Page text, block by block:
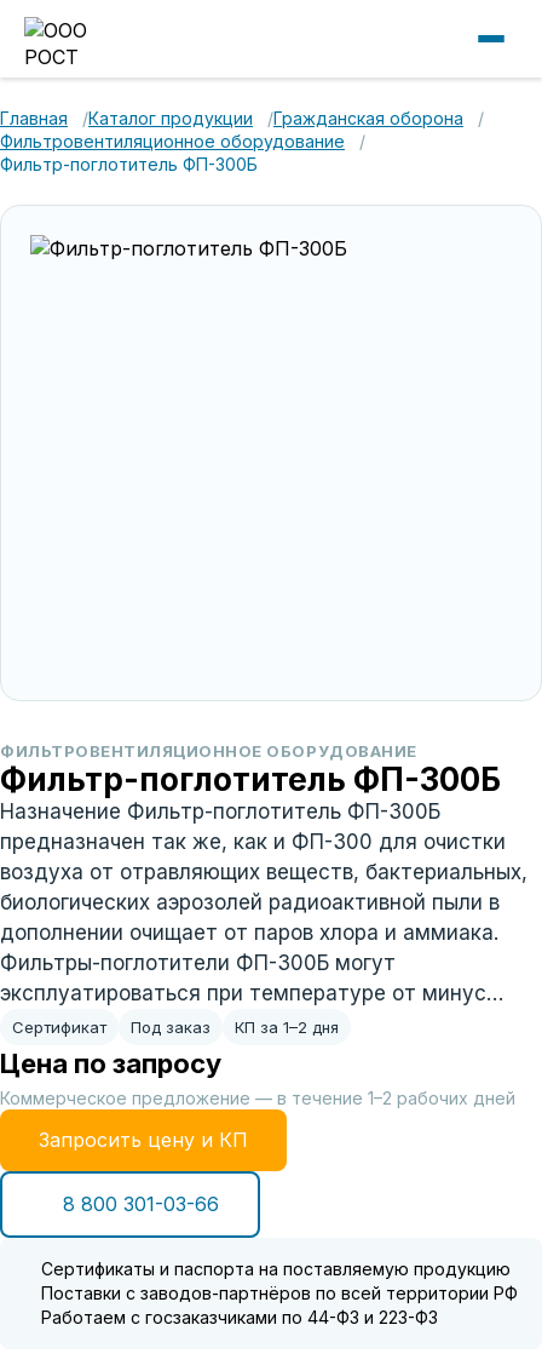
Главная Каталог продукции
Гражданская оборона
Фильтровентиляционное оборудование
Фильтр-поглотитель ФП-300Б
ФИЛЬТРОВЕНТИЛЯЦИОННОЕ ОБОРУДОВАНИЕ
Фильтр-поглотитель ФП-300Б
Назначение Фильтр-поглотитель ФП-300Б
предназначен так же, как и ФП-300 для очистки
воздуха от отравляющих веществ, бактериальных,
биологических аэрозолей радиоактивной пыли в
дополнении очищает от паров хлора и аммиака.
Фильтры-поглотители ФП-300Б могут
эксплуатироваться при температуре от минус…
Сертификат Под заказ КП за 1–2 дня
Цена по запросу
Коммерческое предложение — в течение 1–2 рабочих дней
Запросить цену и КП
8 800 301-03-66
Сертификаты и паспорта на поставляемую продукцию
Поставки с заводов-партнёров по всей территории РФ
Работаем с госзаказчиками по 44-ФЗ и 223-ФЗ